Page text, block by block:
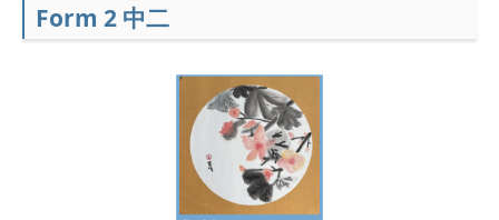
Form 2 中二